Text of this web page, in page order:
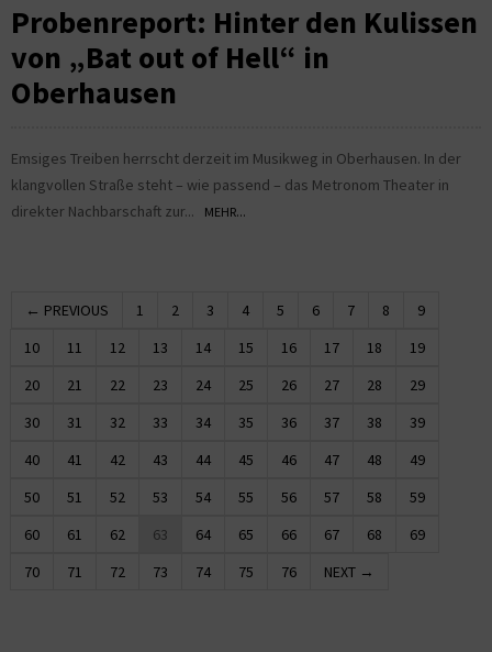
Probenreport: Hinter den Kulissen
von „Bat out of Hell“ in
Oberhausen
Emsiges Treiben herrscht derzeit im Musikweg in Oberhausen. In der
klangvollen Straße steht – wie passend – das Metronom Theater in
direkter Nachbarschaft zur...
MEHR...
← PREVIOUS 1 2 3 4 5 6 7 8
9
10
11 12 13 14 15 16 17 18
19
20
21 22 23 24 25 26 27 28
29
30
31 32 33 34 35 36 37 38
39
40
41 42 43 44 45 46 47 48
49
50
51 52 53 54 55 56 57 58
59
60
61 62 63 64 65 66 67 68
69
70
71 72 73 74 75 76 NEXT →